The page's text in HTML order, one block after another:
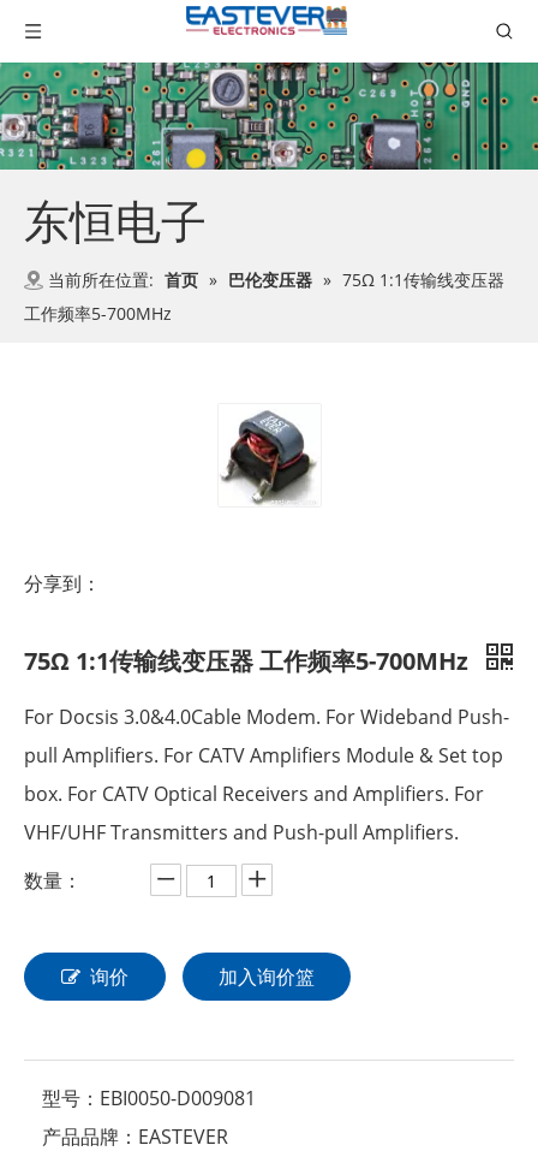
东恒电子
当前所在位置: 首页 » 巴伦变压器 » 75Ω 1:1传输线变压器
工作频率5-700MHz
分享到：
75Ω 1:1传输线变压器 工作频率5-700MHz
For Docsis 3.0&4.0Cable Modem. For Wideband Push-
pull Amplifiers. For CATV Amplifiers Module & Set top
box. For CATV Optical Receivers and Amplifiers. For
VHF/UHF Transmitters and Push-pull Amplifiers.
数量：
询价 加入询价篮
型号： EBI0050-D009081
产品品牌： EASTEVER